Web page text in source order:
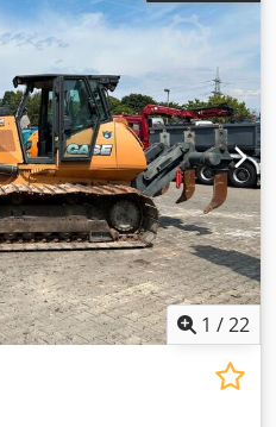
1 /22